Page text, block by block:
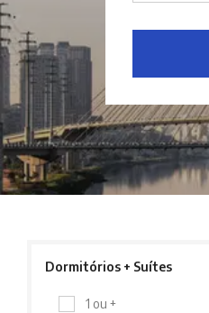
Dormitórios + Suítes
1 ou +